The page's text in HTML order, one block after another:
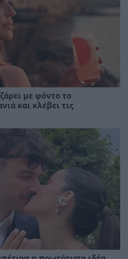
με φόντο το
και κλέβει τις